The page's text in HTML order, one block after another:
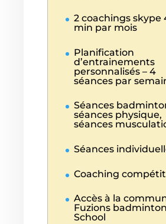
2 coachings skype
min par mois
Planification
d’entrainements
personnalisés – 4
séances par
Séances
séances physique,
séances
Séances
Coaching
Accès à la
Fuzions badminton
School